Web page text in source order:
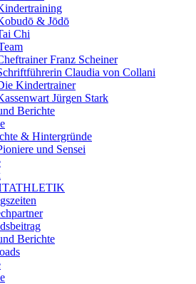
& Jōdō
Chi
Franz Scheiner
Claudia von Collani
Kindertrainer
Jürgen Stark
Berichte
& Hintergründe
und Sensei
Berichte